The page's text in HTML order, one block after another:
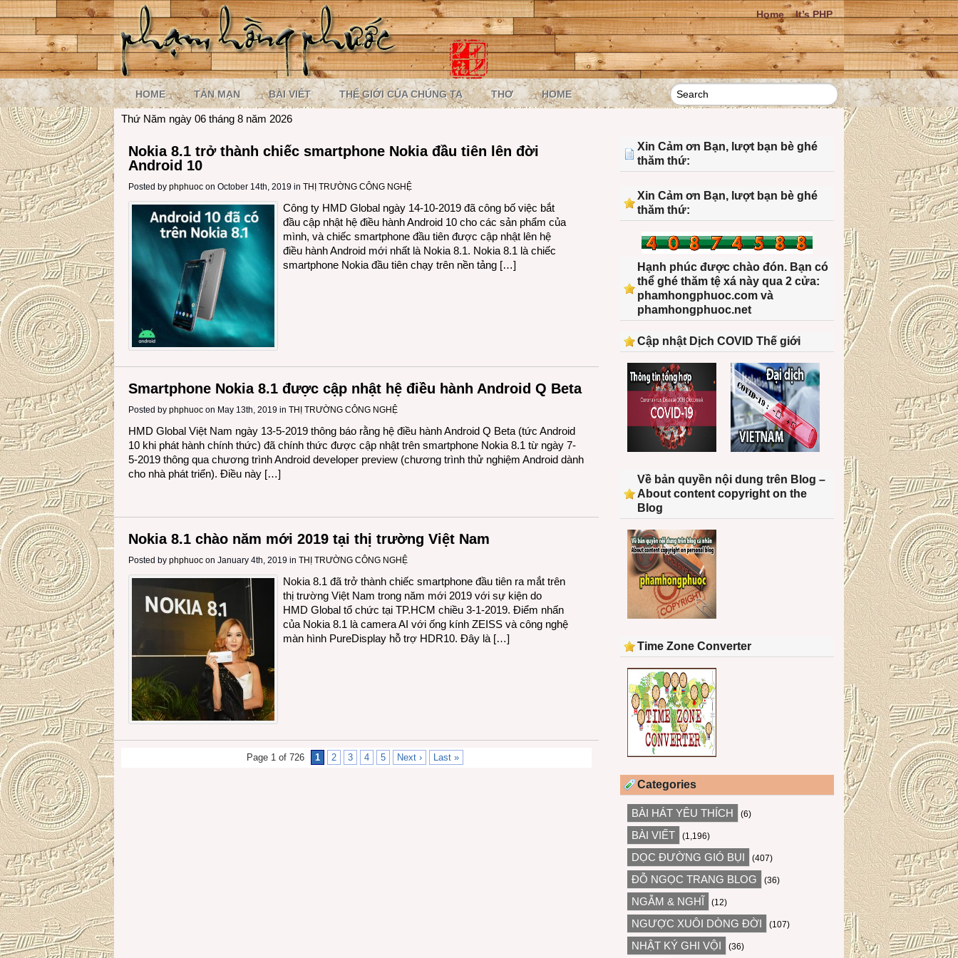
Home It’s PHP
HOME TẢN MẠN BÀI VIẾT THẾ GIỚI CỦA CHÚNG TA THƠ HOME
Thứ Năm ngày 06 tháng 8 năm 2026
Nokia 8.1 trở thành chiếc smartphone Nokia đầu tiên lên đời
Android 10
Posted by phphuoc on October 14th, 2019 in THỊ TRƯỜNG CÔNG NGHỆ
Công ty HMD Global ngày 14-10-2019 đã công bố việc bắt
đầu cập nhật hệ điều hành Android 10 cho các sản phẩm của
mình, và chiếc smartphone đầu tiên được cập nhật lên hệ
điều hành Android mới nhất là Nokia 8.1. Nokia 8.1 là chiếc
smartphone Nokia đầu tiên chạy trên nền tảng […]
Smartphone Nokia 8.1 được cập nhật hệ điều hành Android Q Beta
Posted by phphuoc on May 13th, 2019 in THỊ TRƯỜNG CÔNG NGHỆ
HMD Global Việt Nam ngày 13-5-2019 thông báo rằng hệ điều hành Android Q Beta (tức Android
10 khi phát hành chính thức) đã chính thức được cập nhật trên smartphone Nokia 8.1 từ ngày 7-
5-2019 thông qua chương trình Android developer preview (chương trình thử nghiệm Android dành
cho nhà phát triển). Điều này […]
Nokia 8.1 chào năm mới 2019 tại thị trường Việt Nam
Posted by phphuoc on January 4th, 2019 in THỊ TRƯỜNG CÔNG NGHỆ
Nokia 8.1 đã trở thành chiếc smartphone đầu tiên ra mắt trên
thị trường Việt Nam trong năm mới 2019 với sự kiện do
HMD Global tổ chức tại TP.HCM chiều 3-1-2019. Điểm nhấn
của Nokia 8.1 là camera AI với ống kính ZEISS và công nghệ
màn hình PureDisplay hỗ trợ HDR10. Đây là […]
Page 1 of 726 1 2 3 4 5 Next › Last »
Xin Cảm ơn Bạn, lượt bạn bè ghé
thăm thứ:
Xin Cảm ơn Bạn, lượt bạn bè ghé
thăm thứ:
Hạnh phúc được chào đón. Bạn có
thể ghé thăm tệ xá này qua 2 cửa:
phamhongphuoc.com và
phamhongphuoc.net
Cập nhật Dịch COVID Thế giới
Về bản quyền nội dung trên Blog –
About content copyright on the
Blog
Time Zone Converter
Categories
BÀI HÁT YÊU THÍCH (6)
BÀI VIẾT (1,196)
DỌC ĐƯỜNG GIÓ BỤI (407)
ĐỖ NGỌC TRANG BLOG (36)
NGẪM & NGHĨ (12)
NGƯỢC XUÔI DÒNG ĐỜI (107)
NHẬT KÝ GHI VỘI (36)